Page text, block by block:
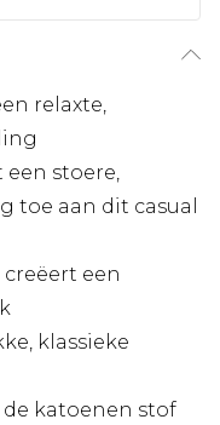
relaxte,
stoere,
toe aan dit casual
een
klassieke
katoenen stof